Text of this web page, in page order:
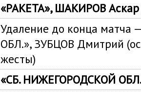
«РАКЕТА», ШАКИРОВ
Удаление до конца
ОБЛ.», ЗУБЦОВ Дмитрий
жесты)
«СБ. НИЖЕГОРОДСКОЙ